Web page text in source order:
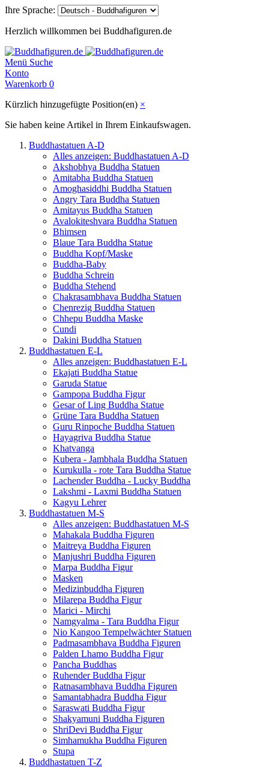
Ihre Sprache:
Herzlich willkommen bei Buddhafiguren.de
Menü Suche
Konto
Warenkorb 0
Kürzlich hinzugefügte Position(en) ×
Sie haben keine Artikel in Ihrem Einkaufswagen.
Buddhastatuen A-D
Alles anzeigen: Buddhastatuen A-D
Akshobhya Buddha Statuen
Amitabha Buddha Statuen
Amoghasiddhi Buddha Statuen
Angry Tara Buddha Statuen
Amitayus Buddha Statuen
Avalokiteshvara Buddha Statuen
Bhimsen
Blaue Tara Buddha Statue
Buddha Kopf/Maske
Buddha-Baby
Buddha Schrein
Buddha Stehend
Chakrasambhava Buddha Statuen
Chenrezig Buddha Statuen
Chhepu Buddha Maske
Cundi
Dakini Buddha Statuen
Buddhastatuen E-L
Alles anzeigen: Buddhastatuen E-L
Ekajati Buddha Statue
Garuda Statue
Gampopa Buddha Figur
Gesar of Ling Buddha Statue
Grüne Tara Buddha Statuen
Guru Rinpoche Buddha Statuen
Hayagriva Buddha Statue
Khatvanga
Kubera - Jambhala Buddha Statuen
Kurukulla - rote Tara Buddha Statue
Lachender Buddha - Lucky Buddha
Lakshmi - Laxmi Buddha Statuen
Kagyu Lehrer
Buddhastatuen M-S
Alles anzeigen: Buddhastatuen M-S
Mahakala Buddha Figuren
Maitreya Buddha Figuren
Manjushri Buddha Figuren
Marpa Buddha Figur
Masken
Medizinbuddha Figuren
Milarepa Buddha Figur
Marici - Mirchi
Namgyalma - Tara Buddha Figur
Nio Kangoo Tempelwächter Statuen
Padmasambhava Buddha Figuren
Palden Lhamo Buddha Figur
Pancha Buddhas
Ruhender Buddha Figur
Ratnasambhava Buddha Figuren
Samantabhadra Buddha Figur
Saraswati Buddha Figur
Shakyamuni Buddha Figuren
ShriDevi Buddha Figur
Simhamukha Buddha Figuren
Stupa
Buddhastatuen T-Z